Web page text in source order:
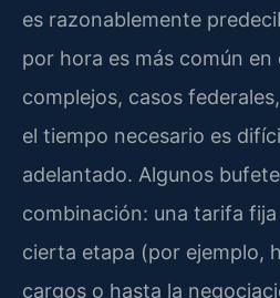
es razonablemente
por hora es más común en
complejos, casos
el tiempo necesario es
adelantado. Algunos
combinación: una tarifa
cierta etapa (por ejemplo,
cargos o hasta la